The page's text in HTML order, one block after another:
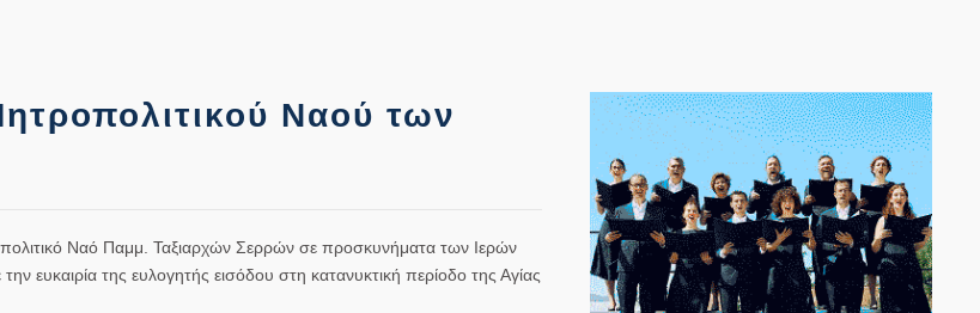
Ναού των
Ναό Παμμ. Ταξιαρχών Σερρών σε προσκυνήματα των Ιερών
της ευλογητής εισόδου στη κατανυκτική περίοδο της Αγίας